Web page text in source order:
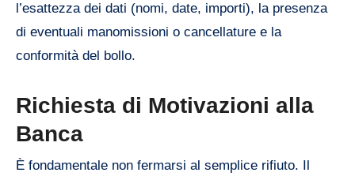
l’esattezza dei dati (nomi, date, importi), la presenza
di eventuali manomissioni o cancellature e la
conformità del bollo.
Richiesta di Motivazioni alla
Banca
È fondamentale non fermarsi al semplice rifiuto. Il